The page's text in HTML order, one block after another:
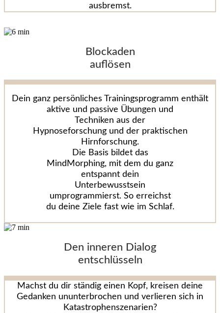
ausbremst.
Blockaden
auflösen
Dein ganz persönliches Trainingsprogramm enthält
aktive und passive Übungen und
Techniken aus der
Hypnoseforschung und der praktischen
Hirnforschung.
Die Basis bildet das
MindMorphing, mit dem du ganz
entspannt dein
Unterbewusstsein
umprogrammierst. So erreichst
du deine Ziele fast wie im Schlaf.
Den inneren Dialog
entschlüsseln
Machst du dir ständig einen Kopf, kreisen deine
Gedanken ununterbrochen und verlieren sich in
Katastrophenszenarien?